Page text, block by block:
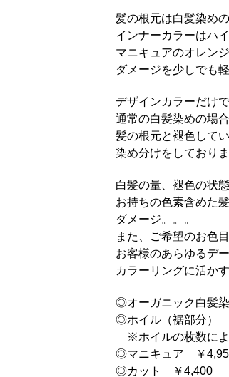
髪の根元は白髪染め
インナーカラーはハ
マニキュアのオレン
ダメージを少しでも
デザインカラーだけで
通常の白髪染めの場
髪の根元と褪色して
染め分けをしており
白髪の量、褪色の状態
お持ちの色素含めた髪
ダメージ。。。
また、ご希望のお色
お客様のあらゆるデ
カラーリングに活か
◎オーガニック白髪
◎ホイル（裾部分）
※ホイルの枚数によ
◎マニキュア ￥
◎カット ￥4,400